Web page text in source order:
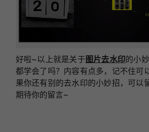
好啦~以上就是关于 图片去水印的小
都学会了吗？内容有点多，记不住可
果你还有别的去水印的小妙招，可以
期待你的留言~